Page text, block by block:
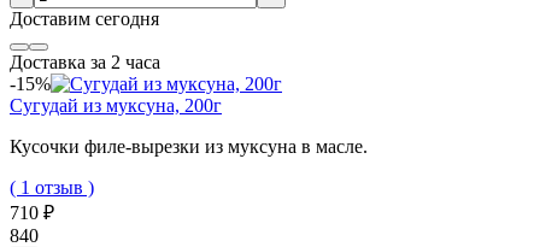
Доставим сегодня
Доставка за 2 часа
-15%
Сугудай из муксуна, 200г
Кусочки филе-вырезки из муксуна в масле.
( 1 отзыв )
710 ₽
840